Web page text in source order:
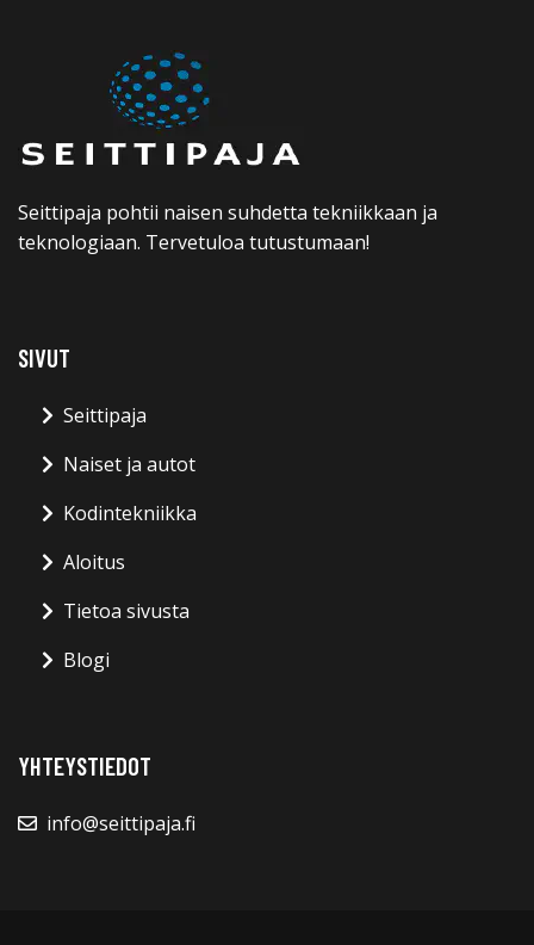
Seittipaja pohtii naisen suhdetta tekniikkaan ja
teknologiaan. Tervetuloa tutustumaan!
SIVUT
Seittipaja
Naiset ja autot
Kodintekniikka
Aloitus
Tietoa sivusta
Blogi
YHTEYSTIEDOT
info@seittipaja.fi